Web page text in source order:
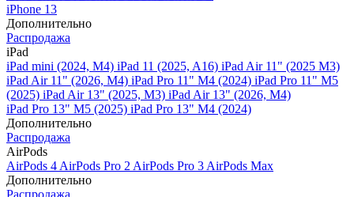
iPhone 13
Дополнительно
Распродажа
iPad
iPad mini (2024, M4) iPad 11 (2025, A16) iPad Air 11" (2025 M3)
iPad Air 11" (2026, M4) iPad Pro 11" M4 (2024) iPad Pro 11" M5
(2025) iPad Air 13" (2025, M3) iPad Air 13" (2026, M4)
iPad Pro 13" M5 (2025) iPad Pro 13" M4 (2024)
Дополнительно
Распродажа
AirPods
AirPods 4 AirPods Pro 2 AirPods Pro 3 AirPods Max
Дополнительно
Распродажа